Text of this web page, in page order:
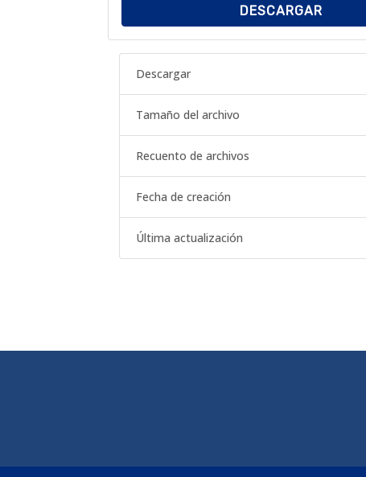
DESCARGAR
Descargar
Tamaño del archivo
Recuento de archivos
Fecha de creación
Última actualización